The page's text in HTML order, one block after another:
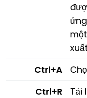
Ctrl+A
Ctrl+R
Tải